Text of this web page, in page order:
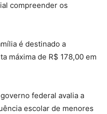
compreender os
é destinado a
máxima de R$ 178,00 em
federal avalia a
escolar de menores